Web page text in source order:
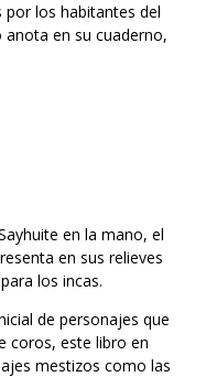
por los habitantes del
en su cuaderno,
en la mano, el
en sus relieves
los incas.
de personajes que
coros, este libro en
mestizos como las